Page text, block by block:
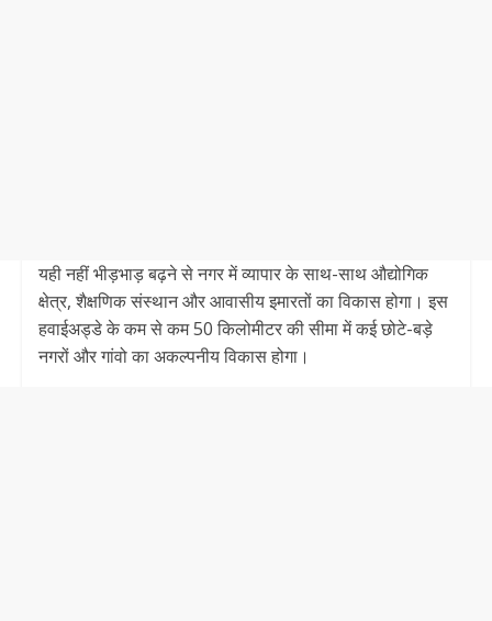
यही नहीं भीड़भाड़ बढ़ने से नगर में व्यापार के साथ-साथ औद्योगिक
क्षेत्र, शैक्षणिक संस्थान और आवासीय इमारतों का विकास होगा। इस
हवाईअड्डे के कम से कम 50 किलोमीटर की सीमा में कई छोटे-बड़े
नगरों और गांवो का अकल्पनीय विकास होगा।